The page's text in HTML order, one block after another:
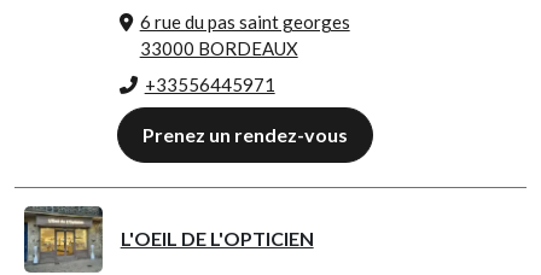
6 rue du pas saint georges
33000 BORDEAUX
+33556445971
Prenez un rendez-vous
L'OEIL DE L'OPTICIEN